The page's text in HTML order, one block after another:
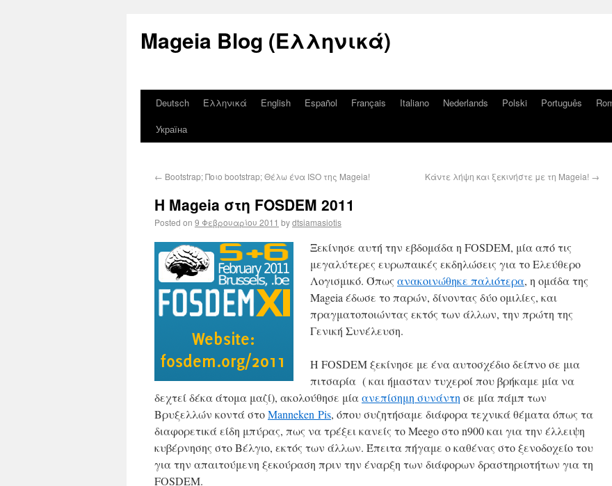
Mageia Blog (Ελληνικά)
Deutsch Ελληνικά English Español Français Italiano Nederlands Polski Português
Україна
← Bootstrap; Ποιο bootstrap; Θέλω ένα ISO της Mageia! Κάντε λήψη και ξεκινήστε με τη Mageia! →
Η Mageia στη FOSDEM 2011
Posted on 9 Φεβρουαρίου 2011 bydtsiamasiotis
Ξεκίνησε αυτή την εβδομάδα η FOSDEM, μία από τις
μεγαλύτερες ευρωπαικές εκδηλώσεις για το Ελεύθερο
Λογισμικό. Όπως ανακοινώθηκε παλιότερα, η ομάδα της
Mageia έδωσε το παρών, δίνοντας δύο ομιλίες, και
πραγματοποιώντας εκτός των άλλων, την πρώτη της
Γενική Συνέλευση.
Η FOSDEM ξεκίνησε με ένα αυτοσχέδιο δείπνο σε μια
πιτσαρία ( και ήμασταν τυχεροί που βρήκαμε μία να
δεχτεί δέκα άτομα μαζί), ακολούθησε μίαανεπίσημη συνάντη σε μία πάμπ των
Βρυξελλών κοντά στοManneken Pis, όπου συζητήσαμε διάφορα τεχνικά θέματα όπως τα
διαφορετικά είδη μπύρας, πως να τρέξει κανείς το Meego στο n900 και για την έλλειψη
κυβέρνησης στο Βέλγιο, εκτός των άλλων. Έπειτα πήγαμε ο καθένας στο ξενοδοχείο του
για την απαιτούμενη ξεκούραση πριν την έναρξη των διάφορων δραστηριοτήτων για τη
FOSDEM.